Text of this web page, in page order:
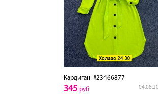
Кардиган#23466877
345руб